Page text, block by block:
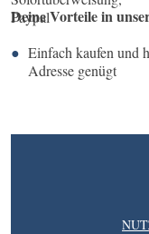
Deine Vorteile in
Einfach kaufen und
Adresse genügt